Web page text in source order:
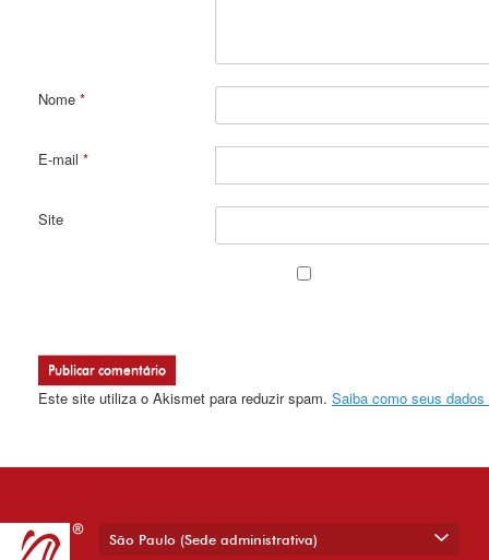
Nome *
E-mail *
Site
Este site utiliza o Akismet para reduzir spam. Saiba como seus
São Paulo (Sede administrativa)